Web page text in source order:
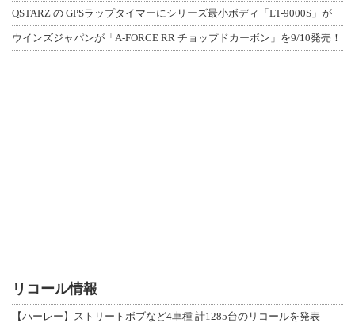
QSTARZ の GPSラップタイマーにシリーズ最小ボディ「LT-9000S」が
ウインズジャパンが「A-FORCE RR チョップドカーボン」を9/10発売！
リコール情報
【ハーレー】ストリートボブなど4車種 計1285台のリコールを発表